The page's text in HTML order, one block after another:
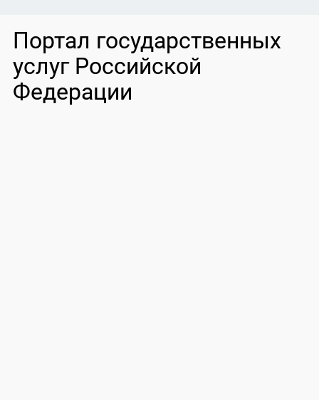
Портал государственных
услуг Российской
Федерации